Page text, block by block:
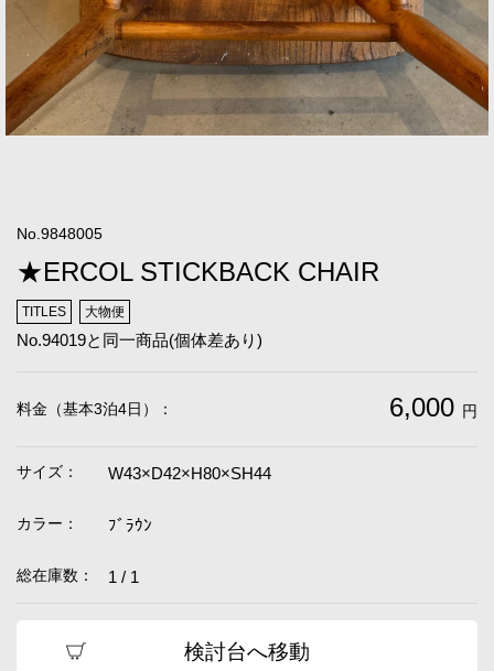
No.9848005
★ERCOL STICKBACK CHAIR
TITLES 大物便
No.94019と同一商品(個体差あり)
料金（基本3泊4日）： 6,000 円
サイズ： W43×D42×H80×SH44
カラー： ﾌﾞﾗｳﾝ
総在庫数： 1 / 1
検討台へ移動